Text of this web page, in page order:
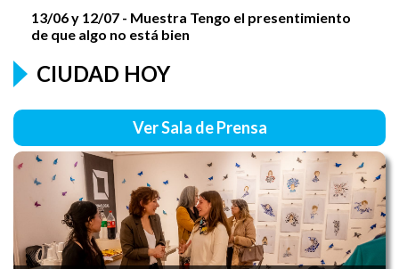
JORNADA RCP
AGUSTÍN ROCA - 138 AÑOS
13/06 y 12/07 - Muestra Tengo el presentimiento
de que algo no está bien
CIUDAD HOY
Ver Sala de Prensa